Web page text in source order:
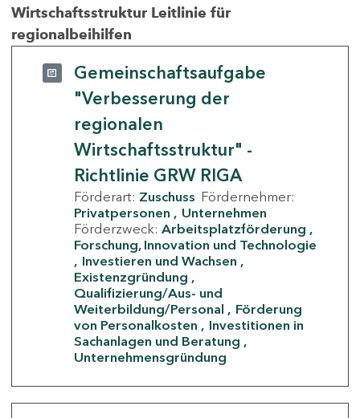
Wirtschaftsstruktur Leitlinie für
regionalbeihilfen
Gemeinschaftsaufgabe
"Verbesserung der
regionalen
Wirtschaftsstruktur" -
Richtlinie GRW RIGA
Förderart: Zuschuss Fördernehmer:
Privatpersonen
Unternehmen
Förderzweck: Arbeitsplatzförderung
Forschung, Innovation und Technologie
Investieren und Wachsen
Existenzgründung
Qualifizierung/Aus- und
Weiterbildung/Personal
Förderung
von Personalkosten
Investitionen in
Sachanlagen und Beratung
Unternehmensgründung